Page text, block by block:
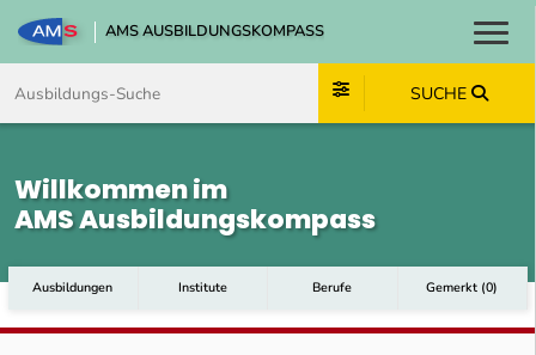
AMS AUSBILDUNGSKOMPASS
SUCHE
Willkommen im
AMS Ausbildungskompass
Ausbildungen Institute Berufe Gemerkt (0)